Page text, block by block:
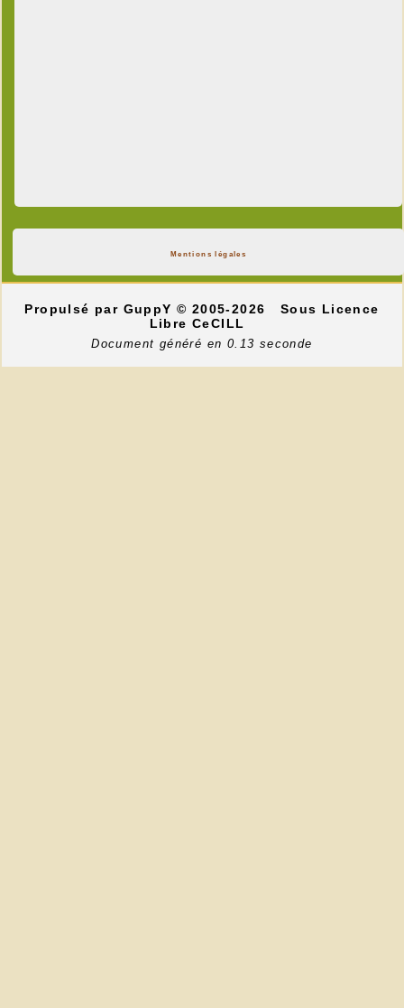
Mentions légales
Propulsé par GuppY© 2005-2026
Sous Licence
Libre CeCILL
Document généré en 0.13 seconde